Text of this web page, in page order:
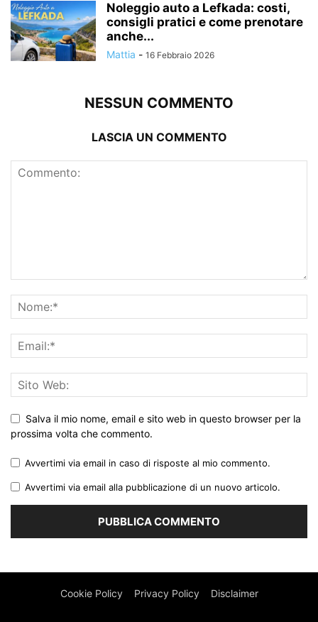
Noleggio auto a Lefkada: costi,
consigli pratici e come prenotare
anche...
Mattia - 16 Febbraio 2026
NESSUN COMMENTO
LASCIA UN COMMENTO
Salva il mio nome, email e sito web in questo browser per la
prossima volta che commento.
Avvertimi via email in caso di risposte al mio commento.
Avvertimi via email alla pubblicazione di un nuovo articolo.
Cookie Policy Privacy Policy Disclaimer